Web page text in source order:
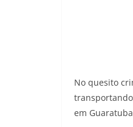
No quesito
em